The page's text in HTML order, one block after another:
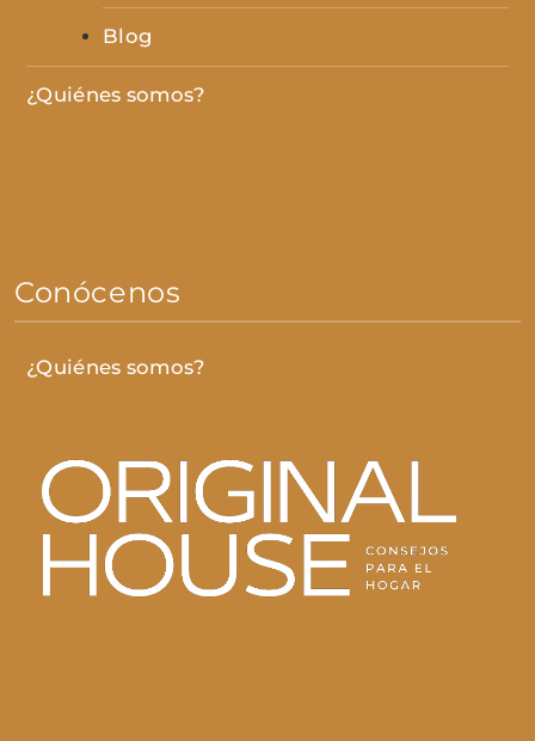
Blog
¿Quiénes somos?
Conócenos
¿Quiénes somos?